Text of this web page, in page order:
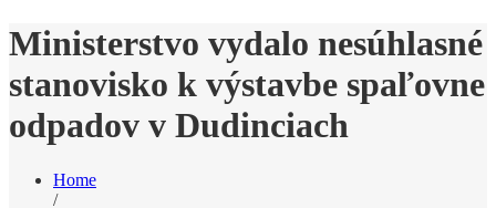
Ministerstvo vydalo nesúhlasné
stanovisko k výstavbe spaľovne
odpadov v Dudinciach
Home
/